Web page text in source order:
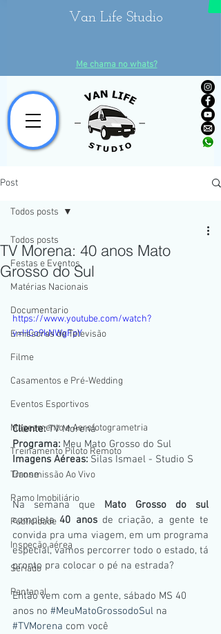
Van Life Studio
Me chama no whats?
Post
Todos posts
Festas e Eventos
Matérias Nacionais
Documentario
Emissoras de Televisão
Filme
Casamentos e Pré-Wedding
Eventos Esportivos
Mapeamento e Aerofotogrametria
Treinamento Piloto Remoto
Transmissão Ao Vivo
Ramo Imobiliário
Publicidade
Inspeção aérea
Seriado
Pantanal
Todos posts
TV Morena: 40 anos Mato
Grosso do Sul
https://www.youtube.com/watch?
v=HCo9kNWgFpY
Cliente: TV Morena
Programa: Meu Mato Grosso do Sul
Imagens Aéreas: Silas Ismael - Studio S
Drone
Na semana que Mato Grosso do sul
completa 40 anos de criação, a gente te
convida pra uma viagem, em um programa
especial, vamos percorrer todo o estado, tá
pronto pra colocar o pé na estrada?
Então vem com a gente, sábado MS 40
anos no #MeuMatoGrossodoSul na
#TVMorena com você